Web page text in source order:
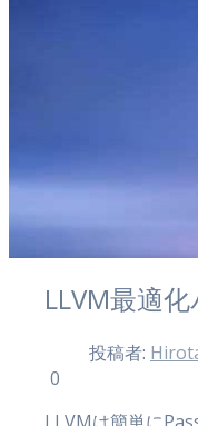
LLVM最適
投稿者:
0